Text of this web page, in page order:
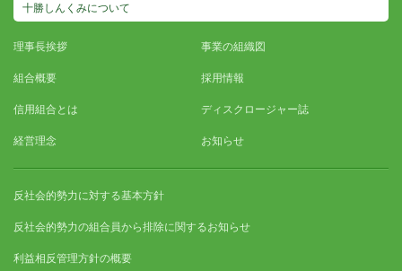
十勝しんくみについて
理事長挨拶
組合概要
信用組合とは
経営理念
事業の組織図
採用情報
ディスクロージャー誌
お知らせ
反社会的勢力に対する基本方針
反社会的勢力の組合員から排除に関するお知らせ
利益相反管理方針の概要